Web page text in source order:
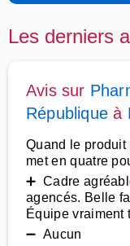
Les derniers
Avis sur
République à
Quand le
met en quatre
➕ Cadre
agencés. Belle
Équipe vraiment
➖ Aucun